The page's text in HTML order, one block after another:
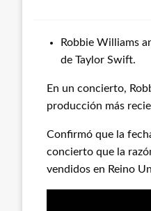
Robbie Williams
de Taylor Swift.
En un concierto,
producción más
Confirmó que la
concierto que la
vendidos en Reino